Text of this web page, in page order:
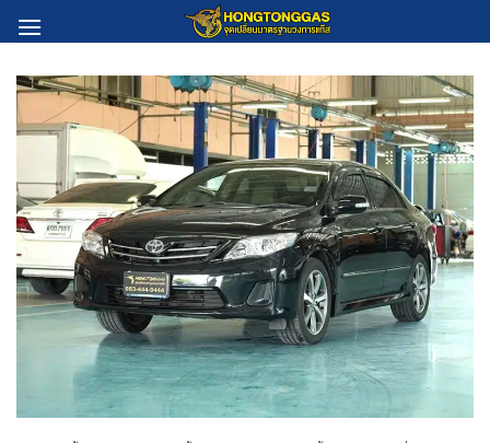
to